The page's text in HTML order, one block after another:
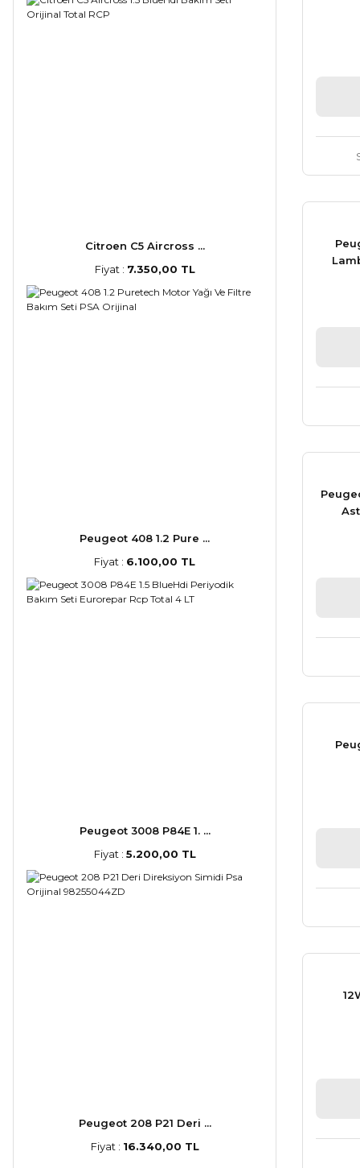
Citroen C5 Aircross ...
Fiyat : 7.350,00 TL
Peugeot 408 1.2 Pure ...
Fiyat : 6.100,00 TL
Peugeot 3008 P84E 1. ...
Fiyat : 5.200,00 TL
Peugeot 208 P21 Deri ...
Fiyat : 16.340,00 TL